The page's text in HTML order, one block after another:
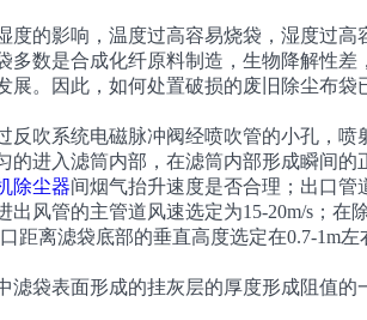
的影响，温度过高容易烧袋，湿度过
数是合成化纤原料制造，生物降解性
。因此，如何处置破损的废旧除尘布袋
系统电磁脉冲阀经喷吹管的小孔，喷
进入滤筒内部，在滤筒内部形成瞬间
除尘器间烟气抬升速度是否合理；出口管
管的主管道风速选定为15-20m/s；在
离滤袋底部的垂直高度选定在0.7-1m
袋表面形成的挂灰层的厚度形成阻值的